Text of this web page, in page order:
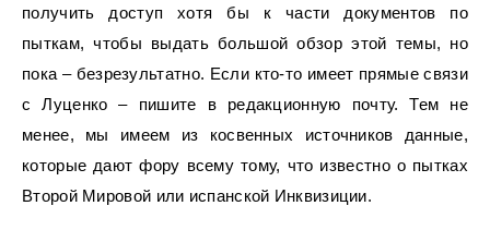
получить доступ хотя бы к части документов по
пыткам, чтобы выдать большой обзор этой темы, но
пока – безрезультатно. Если кто-то имеет прямые связи
с Луценко – пишите в редакционную почту. Тем не
менее, мы имеем из косвенных источников данные,
которые дают фору всему тому, что известно о пытках
Второй Мировой или испанской Инквизиции.